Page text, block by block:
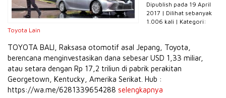
Dipublish pada 19 April
2017 | Dilihat sebanyak
1.006 kali | Kategori:
Toyota Lain
TOYOTA BALI, Raksasa otomotif asal Jepang, Toyota,
berencana menginvestasikan dana sebesar USD 1,33 miliar,
atau setara dengan Rp 17,2 triliun di pabrik perakitan
Georgetown, Kentucky, Amerika Serikat. Hub :
https://wa.me/6281339654288 selengkapnya